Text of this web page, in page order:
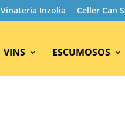
Vinateria Inzolia Celler Can
VINS ESCUMOSOS